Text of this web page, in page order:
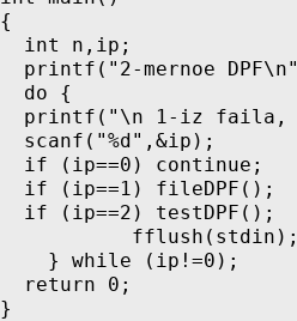
{
int n,ip;
printf("2-mernoe
do {
printf("\n 1-iz faila,
scanf("%d",&ip);
if (ip==0) continue;
if (ip==1) fileDPF();
if (ip==2) testDPF();
} while (ip!=0);
return 0;
}